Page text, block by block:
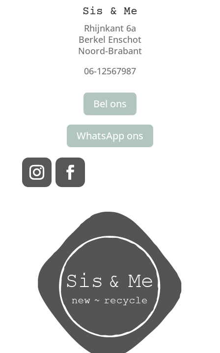
Sis & Me
Rhijnkant 6a
Berkel Enschot
Noord-Brabant
06-12567987
Bel ons
WhatsApp ons